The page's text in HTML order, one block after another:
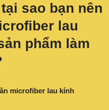
sao bạn nên
lau
phẩm làm
microfiber lau kính